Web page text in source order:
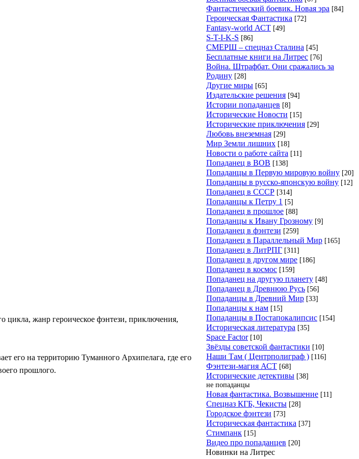
цикла, жанр героическое фэнтези, приключения,
его на территорию Туманного Архипелага, где его
прошлого.
Фантастический боевик. Новая эра [84]
Героическая Фантастика [72]
Fantasy-world АСТ [49]
S-T-I-K-S [86]
СМЕРШ – спецназ Сталина [45]
Бесплатные книги на Литрес [76]
Война. Штрафбат. Они сражались за
Родину [28]
Другие миры [65]
Издательские решения [94]
Истории попаданцев [8]
Исторические Новости [15]
Исторические приключения [29]
Любовь внеземная [29]
Мир Земли лишних [18]
Новости о работе сайта [11]
Попаданец в ВОВ [138]
Попаданцы в Первую мировую войну [20]
Попаданцы в русско-японскую войну [12]
Попаданец в СССР [314]
Попаданцы к Петру 1 [5]
Попаданец в прошлое [88]
Попаданцы к Ивану Грозному [9]
Попаданец в фэнтези [259]
Попаданец в Параллельный Мир [165]
Попаданец в ЛитРПГ [311]
Попаданец в другом мире [186]
Попаданец в космос [159]
Попаданец на другую планету [48]
Попаданец в Древнюю Русь [56]
Попаданцы в Древний Мир [33]
Попаданцы к нам [15]
Попаданцы в Постапокалипсис [154]
Историческая литература [35]
Space Factor [10]
Звёзды советской фантастики [10]
Наши Там ( Центрполиграф ) [116]
Фэнтези-магия АСТ [68]
Исторические детективы [38]
не попаданцы
Новая фантастика. Возвышение [11]
Спецназ КГБ, Чекисты [28]
Городское фэнтези [73]
Историческая фантастика [37]
Стимпанк [15]
Видео про попаданцев [20]
Новинки на Литрес